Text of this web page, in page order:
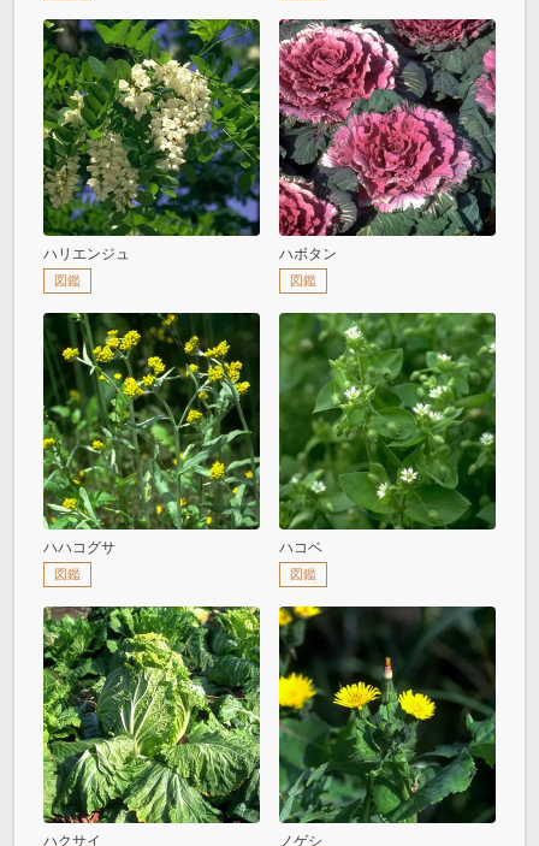
ハリエンジュ
図鑑
ハボタン
図鑑
ハハコグサ
図鑑
ハコベ
図鑑
ハクサイ ノゲシ